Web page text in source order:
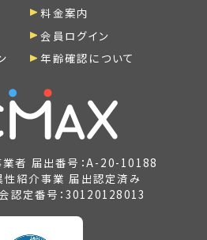
料金案内
会員ログイン
年齢確認について
者 届出番号：A-20-10188
性紹介事業 届出認定済み
認定番号：30120128013